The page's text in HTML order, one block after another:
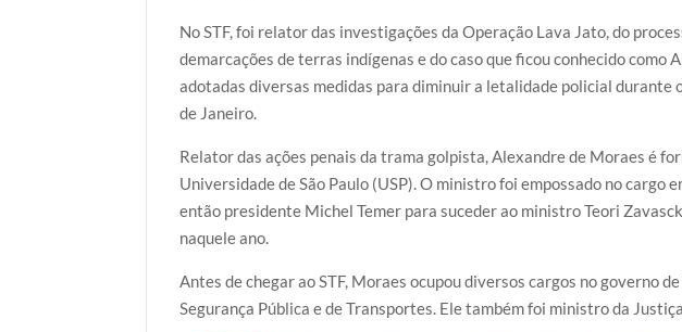
No STF, foi relator das investigações da Operação Lava Jato, do
demarcações de terras indígenas e do caso que ficou conhecido como
adotadas diversas medidas para diminuir a letalidade policial durante
de Janeiro.
Relator das ações penais da trama golpista, Alexandre de Moraes é
Universidade de São Paulo (USP). O ministro foi empossado no cargo
então presidente Michel Temer para suceder ao ministro Teori
naquele ano.
Antes de chegar ao STF, Moraes ocupou diversos cargos no governo
Segurança Pública e de Transportes. Ele também foi ministro da